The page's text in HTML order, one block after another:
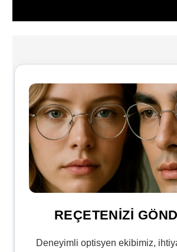
REÇETENİZİ
Deneyimli optisyen ekibimiz,